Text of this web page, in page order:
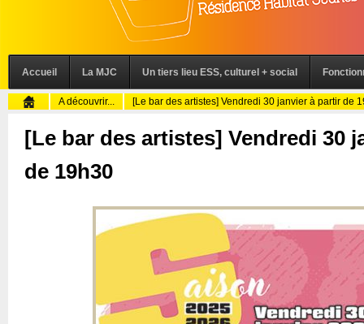
Accueil La MJC Un tiers lieu ESS, culturel + social
A découvrir... [Le bar des artistes] Vendredi 30 janvier à partir de
[Le bar des artistes] Vendredi 30
de 19h30